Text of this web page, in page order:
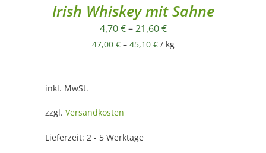
Irish Whiskey mit Sahne
4,70€–21,60€
47,00 €– 45,10 €/ kg
inkl. MwSt.
zzgl. Versandkosten
Lieferzeit: 2 - 5 Werktage